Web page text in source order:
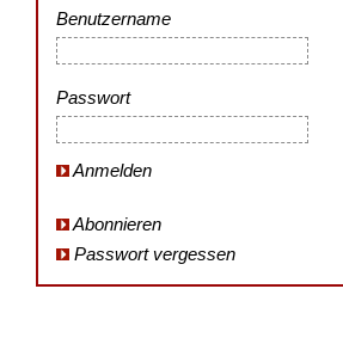
Benutzername
Passwort
Anmelden
Abonnieren
Passwort vergessen